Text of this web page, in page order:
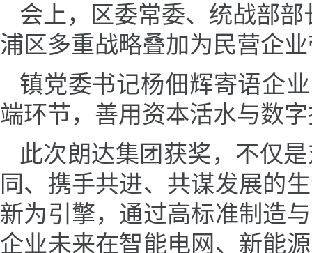
会上，区委常委、统战部
浦区多重战略叠加为民营企
镇党委书记杨佃辉寄语企
端环节，善用资本活水与数
此次朗达集团获奖，不仅
同、携手共进、共谋发展的
新为引擎，通过高标准制造
企业未来在智能电网、新能